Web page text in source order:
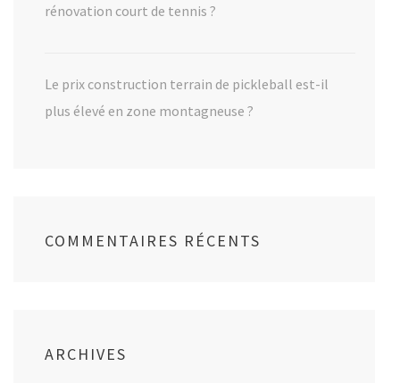
rénovation court de tennis ?
Le prix construction terrain de pickleball est-il
plus élevé en zone montagneuse ?
COMMENTAIRES RÉCENTS
ARCHIVES